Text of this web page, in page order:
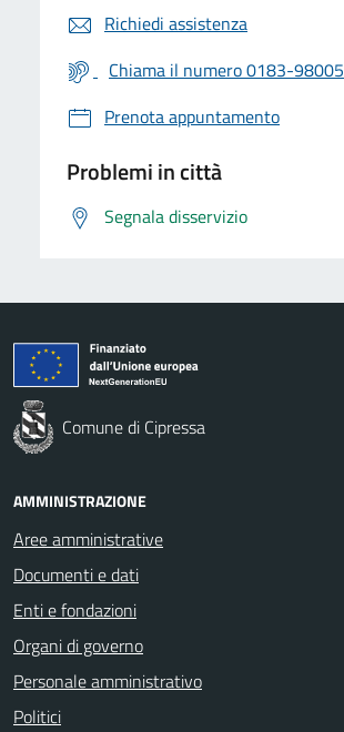
Richiedi assistenza
Chiama il numero 0183-98005
Prenota appuntamento
Problemi in città
Segnala disservizio
Comune di Cipressa
AMMINISTRAZIONE
Aree amministrative
Documenti e dati
Enti e fondazioni
Organi di governo
Personale amministrativo
Politici